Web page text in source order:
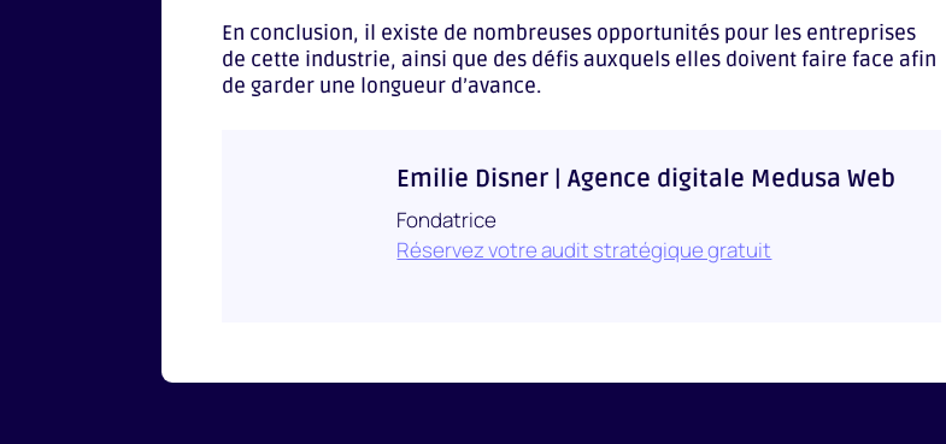
En conclusion, il existe de nombreuses opportunités pour les entreprises
de cette industrie, ainsi que des défis auxquels elles doivent faire face afin
de garder une longueur d’avance.
Emilie Disner | Agence digitale Medusa Web
Fondatrice
Réservez votre audit stratégique gratuit